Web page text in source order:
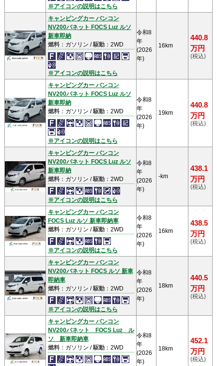
※アイコンの説明はこちら
キャンピングカー バンコン
NV200バネット FOCS Luz ルソ
新車即納
燃料：ガソリン /駆動：2WD
※アイコンの説明はこちら
令和8
年
(2026
年)
16km
440.8
万円
(税込)
キャンピングカー バンコン
NV200バネット FOCS Luz ルソ
新車即納
燃料：ガソリン /駆動：2WD
※アイコンの説明はこちら
令和8
年
(2026
年)
19km
440.8
万円
(税込)
キャンピングカー バンコン
NV200バネット FOCS Luz ルソ
新車即納
燃料：ガソリン /駆動：2WD
※アイコンの説明はこちら
令和8
年
(2026
年)
-km
438.1
万円
(税込)
キャンピングカー バンコン
FOCS Luz ルソ 新車即納車
燃料：ガソリン /駆動：2WD
※アイコンの説明はこちら
令和8
年
(2026
年)
16km
438.5
万円
(税込)
キャンピングカー バンコン
NV200バネット FOCS ルソ 新車
即納車
燃料：ガソリン /駆動：2WD
※アイコンの説明はこちら
令和8
年
(2026
年)
18km
440.5
万円
(税込)
キャンピングカー バンコン
NV200バネット FOCS Luz ル
ソ 新車即納車
燃料：ガソリン /駆動：2WD
令和8
年
(2026
年)
18km
452.1
万円
(税込)